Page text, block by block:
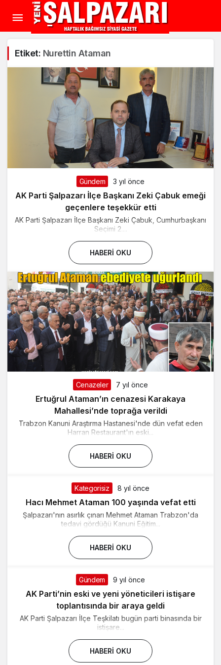
Etiket: Nurettin Ataman
Gündem 3 yıl önce
AK Parti Şalpazarı İlçe Başkanı Zeki Çabuk emeği
geçenlere teşekkür etti
AK Parti Şalpazarı İlçe Başkanı Zeki Çabuk, Cumhurbaşkanı
Seçimi 2....
HABERI OKU
Cenazeler 7 yıl önce
Ertuğrul Ataman’ın cenazesi Karakaya
Mahallesi’nde toprağa verildi
Trabzon Kanuni Araştırma Hastanesi'nde dün vefat eden
Harran Restaurant'ın eski...
HABERI OKU
Kategorisiz 8 yıl önce
Hacı Mehmet Ataman 100 yaşında vefat etti
Şalpazarı'nın asırlık çınarı Mehmet Ataman Trabzon'da
tedavi gördüğü Kanuni Eğitim...
HABERI OKU
Gündem 9 yıl önce
AK Parti’nin eski ve yeni yöneticileri istişare
toplantısında bir araya geldi
AK Parti Şalpazarı İlçe Teşkilatı bugün parti binasında bir
istişare...
HABERI OKU